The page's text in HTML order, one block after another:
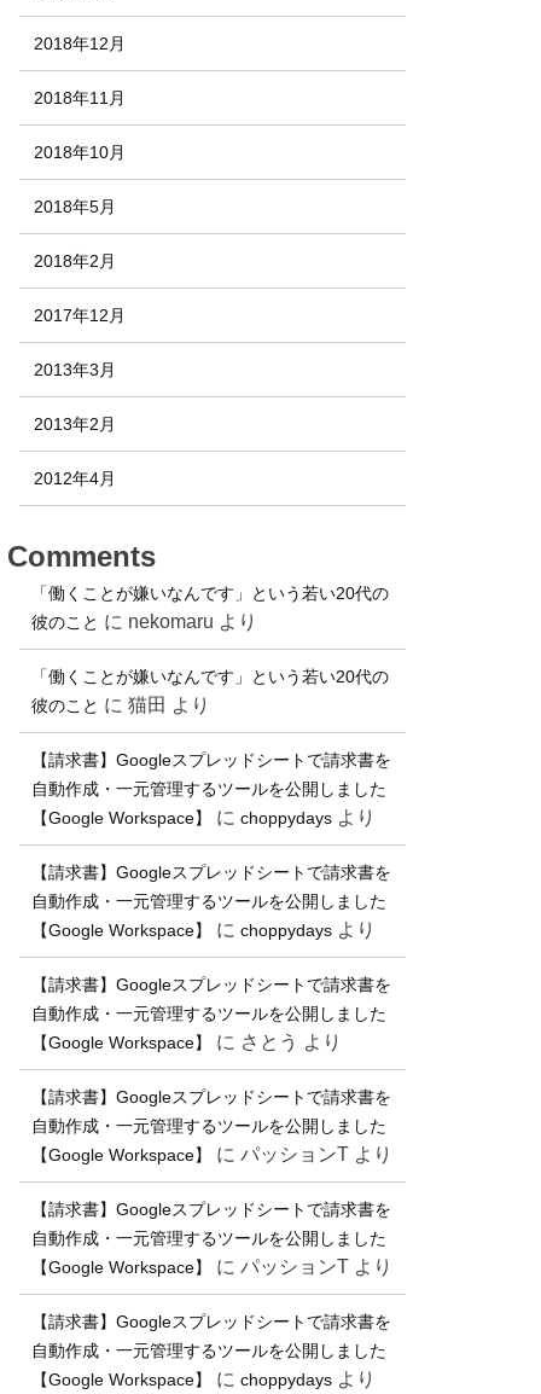
2018年12月
2018年11月
2018年10月
2018年5月
2018年2月
2017年12月
2013年3月
2013年2月
2012年4月
Comments
「働くことが嫌いなんです」という若い20代の
彼のこと に nekomaru より
「働くことが嫌いなんです」という若い20代の
彼のこと に 猫田 より
【請求書】Googleスプレッドシートで請求書を
自動作成・一元管理するツールを公開しました
【Google Workspace】
に choppydays より
【請求書】Googleスプレッドシートで請求書を
自動作成・一元管理するツールを公開しました
【Google Workspace】
に choppydays より
【請求書】Googleスプレッドシートで請求書を
自動作成・一元管理するツールを公開しました
【Google Workspace】
に さとう より
【請求書】Googleスプレッドシートで請求書を
自動作成・一元管理するツールを公開しました
【Google Workspace】
に パッションT より
【請求書】Googleスプレッドシートで請求書を
自動作成・一元管理するツールを公開しました
【Google Workspace】
に パッションT より
【請求書】Googleスプレッドシートで請求書を
自動作成・一元管理するツールを公開しました
【Google Workspace】
に choppydays より